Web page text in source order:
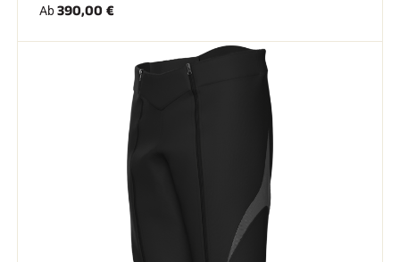
SKIFAHREN IN JEDEM GELÄNDE
Ab390,00 €